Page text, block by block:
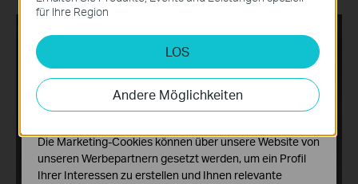
für Ihre Region
LOS
Andere Möglichkeiten
erforderlich und können in Ihren Systemen nicht
Analyse- und Marketing-Cookies
Analyse-Cookies ermöglichen es uns, Ihre Aktivitäten
auf unserer Website zu analysieren, um die
Funktionsweise unserer Website zu verbessern und
Die Marketing-Cookies können über unsere Website von
unseren Werbepartnern gesetzt werden, um ein Profil
Ihrer Interessen zu erstellen und Ihnen relevante